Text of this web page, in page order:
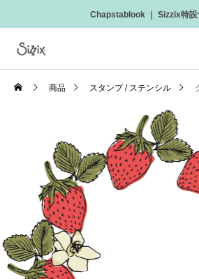
Chapstablook ｜ Sizzix特設
商品 スタンプ / ステンシル